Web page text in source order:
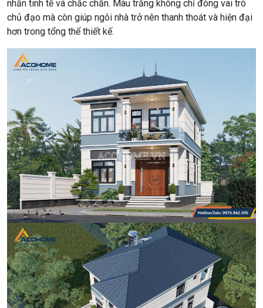
nhấn tinh tế và chắc chắn. Màu trắng không chỉ đóng vai trò
chủ đạo mà còn giúp ngôi nhà trở nên thanh thoát và hiện đại
hơn trong tổng thể thiết kế.